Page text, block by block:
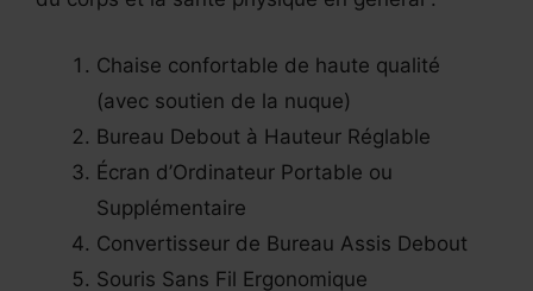
Chaise confortable de haute qualité
(avec soutien de la nuque)
Bureau Debout à Hauteur Réglable
Écran d’Ordinateur Portable ou
Supplémentaire
Convertisseur de Bureau Assis Debout
Souris Sans Fil Ergonomique